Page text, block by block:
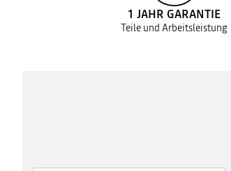
1 JAHR GARANTIE
Teile und Arbeitsleistung